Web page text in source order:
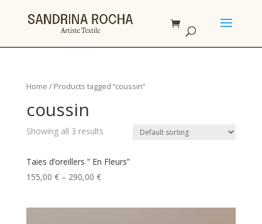
Home / Products tagged “coussin”
coussin
Showing all 3 results
Taies d’oreillers ” En Fleurs”
155,00 €– 290,00 €